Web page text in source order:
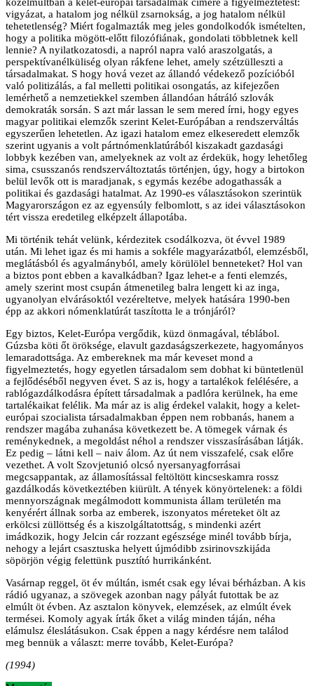
vigyázat, a hatalom jog nélkül zsarnokság, a jog hatalom nélkül
tehetetlenség? Miért fogalmazták meg jeles gondolkodók ismételten,
hogy a politika mögött-előtt filozófiának, gondolati többletnek kell
lennie? A nyilatkozatosdi, a napról napra való araszolgatás, a
perspektívanélküliség olyan rákfene lehet, amely szétzülleszti a
társadalmakat. S hogy hová vezet az állandó védekező pozícióból
való politizálás, a fal melletti politikai osongatás, az kifejezően
lemérhető a nemzetiekkel szemben állandóan hátráló szlovák
demokraták sorsán. S azt már lassan le sem mered írni, hogy egyes
magyar politikai elemzők szerint Kelet-Európában a rendszerváltás
egyszerűen lehetetlen. Az igazi hatalom emez elkeseredett elemzők
szerint ugyanis a volt pártnómenklatúrából kiszakadt gazdasági
lobbyk kezében van, amelyeknek az volt az érdekük, hogy lehetőleg
sima, csusszanós rendszerváltoztatás történjen, úgy, hogy a birtokon
belül levők ott is maradjanak, s egymás kezébe adogathassák a
politikai és gazdasági hatalmat. Az 1990-es választásokon szerintük
Magyarországon ez az egyensúly felbomlott, s az idei választásokon
tért vissza eredetileg elképzelt állapotába.
Mi történik tehát velünk, kérdezitek csodálkozva, öt évvel 1989
után. Mi lehet igaz és mi hamis a sokféle magyarázatból, elemzésből,
meglátásból és agyalmányból, amely körülölel benneteket? Hol van
a biztos pont ebben a kavalkádban? Igaz lehet-e a fenti elemzés,
amely szerint most csupán átmenetileg balra lengett ki az inga,
ugyanolyan elvárásoktól vezéreltetve, melyek hatására 1990-ben
épp az akkori nómenklatúrát taszította le a trónjáról?
Egy biztos, Kelet-Európa vergődik, küzd önmagával, téblábol.
Gúzsba köti őt öröksége, elavult gazdaságszerkezete, hagyományos
lemaradottsága. Az embereknek ma már keveset mond a
figyelmeztetés, hogy egyetlen társadalom sem dobhat ki büntetlenül
a fejlődéséből negyven évet. S az is, hogy a tartalékok felélésére, a
rablógazdálkodásra épített társadalmak a padlóra kerülnek, ha eme
tartalékaikat felélik. Ma már az is alig érdekel valakit, hogy a kelet-
európai szocialista társadalmakban éppen nem robbanás, hanem a
rendszer magába zuhanása következett be. A tömegek várnak és
reménykednek, a megoldást néhol a rendszer visszasírásában látják.
Ez pedig – látni kell – naiv álom. Az út nem visszafelé, csak előre
vezethet. A volt Szovjetunió olcsó nyersanyagforrásai
megcsappantak, az államosítással feltöltött kincseskamra rossz
gazdálkodás következtében kiürült. A tények könyörtelenek: a földi
mennyországnak megálmodott kommunista állam területén ma
kenyérért állnak sorba az emberek, iszonyatos méreteket ölt az
erkölcsi züllöttség és a kiszolgáltatottság, s mindenki azért
imádkozik, hogy Jelcin cár rozzant egészsége minél tovább bírja,
nehogy a lejárt csasztuska helyett újmódibb zsirinovszkijáda
söpörjön végig felettünk pusztító hurrikánként.
Vasárnap reggel, öt év múltán, ismét csak egy lévai bérházban. A kis
rádió ugyanaz, a szövegek azonban nagy pályát futottak be az
elmúlt öt évben. Az asztalon könyvek, elemzések, az elmúlt évek
termései. Komoly agyak írták őket a világ minden táján, néha
elámulsz éleslátásukon. Csak éppen a nagy kérdésre nem találod
meg bennük a választ: merre tovább, Kelet-Európa?
(1994)